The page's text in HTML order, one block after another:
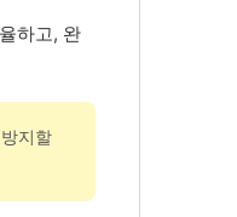
하고, 완
지할